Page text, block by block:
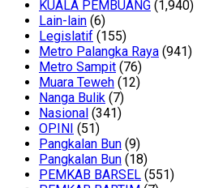
KUALA PEMBUANG (1,940)
Lain-lain (6)
Legislatif (155)
Metro Palangka Raya (941)
Metro Sampit (76)
Muara Teweh (12)
Nanga Bulik (7)
Nasional (341)
OPINI (51)
Pangkalan Bun (9)
Pangkalan Bun (18)
PEMKAB BARSEL (551)